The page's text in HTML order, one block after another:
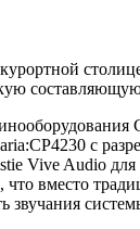
с
Vive Audio
вместо